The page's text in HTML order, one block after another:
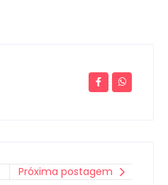
Próxima postagem